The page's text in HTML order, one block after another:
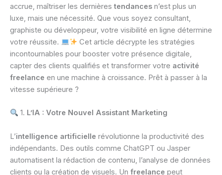
accrue, maîtriser les dernières tendances n’est plus un
luxe, mais une nécessité. Que vous soyez consultant,
graphiste ou développeur, votre visibilité en ligne détermine
votre réussite.
Cet article décrypte les stratégies
incontournables pour booster votre présence digitale,
capter des clients qualifiés et transformer votre activité
freelance en une machine à croissance. Prêt à passer à la
vitesse supérieure ?
1. L’IA : Votre Nouvel Assistant Marketing
L’intelligence artificielle révolutionne la productivité des
indépendants. Des outils comme ChatGPT ou Jasper
automatisent la rédaction de contenu, l’analyse de données
clients ou la création de visuels. Un freelance peut